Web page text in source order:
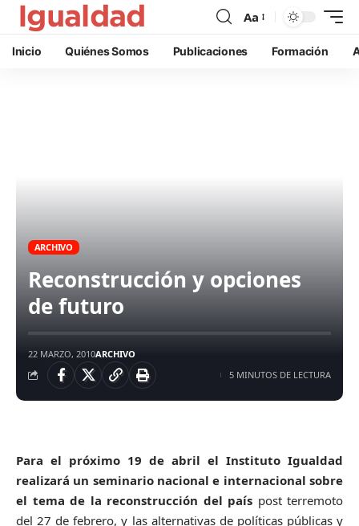
Aa
Inicio Quiénes Somos Publicaciones Formación
ARCHIVO
Reconstrucción y opciones
de futuro
22 MARZO, 2010ARCHIVO
5 MINUTOS DE LECTURA
Para el próximo 19 de abril el Instituto Igualdad
realizará un seminario nacional e internacional sobre
el tema de la reconstrucción del país post terremoto
del 27 de febrero, y las alternativas de políticas públicas y